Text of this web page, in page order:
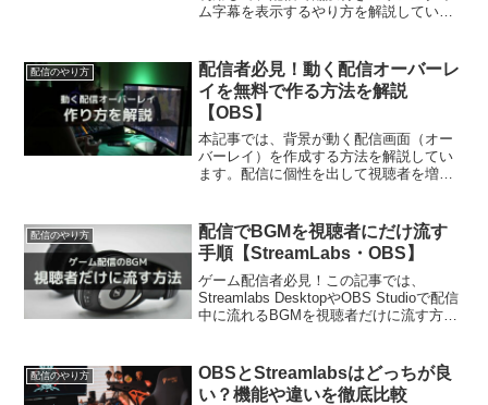
ム字幕を表示するやり方を解説していま
が小さくても外国の視聴者が来ても楽し
く配信できるようになります。
配信のやり方
配信者必見！動く配信オーバーレ
イを無料で作る方法を解説
【OBS】
本記事では、背景が動く配信画面（オー
バーレイ）を作成する方法を解説してい
ます。配信に個性を出して視聴者を増や
す。この記事を読むと、誰でも配信画面
をカスタマイズできるようになります。
配信のやり方
配信でBGMを視聴者にだけ流す
手順【StreamLabs・OBS】
ゲーム配信者必見！この記事では、
Streamlabs DesktopやOBS Studioで配信
中に流れるBGMを視聴者だけに流す方法
ント読み上げボイスを聞き逃すことなく
配信することができます。
配信のやり方
OBSとStreamlabsはどっちが良
い？機能や違いを徹底比較